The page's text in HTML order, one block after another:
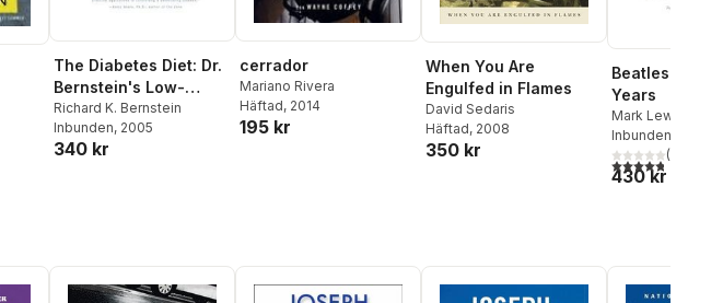
The Diabetes Diet: Dr.
Bernstein's Low-
Carbohydrate Solution
Richard K. Bernstein
Inbunden, 2005
340 kr
cerrador
Mariano Rivera
Häftad, 2014
195 kr
When You Are
Engulfed in Flames
David Sedaris
Häftad, 2008
350 kr
Beatles - All
Years
Mark Lewisohn
Inbunden
4,8utav 5(
430 kr